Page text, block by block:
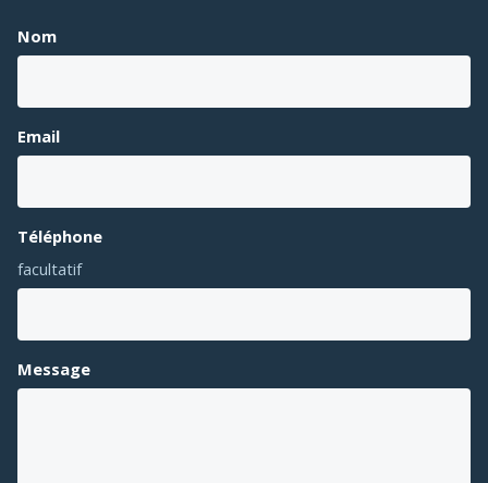
Nom
Email
Téléphone
facultatif
Message